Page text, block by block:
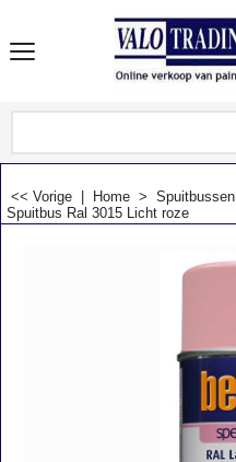
<< Vorige Home > Spuitbussen
Spuitbus Ral 3015 Licht roze